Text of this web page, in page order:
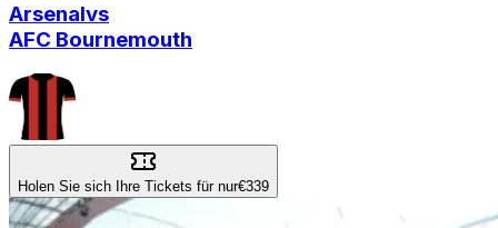
Arsenalvs
AFC Bournemouth
Holen Sie sich Ihre Tickets für nur€339